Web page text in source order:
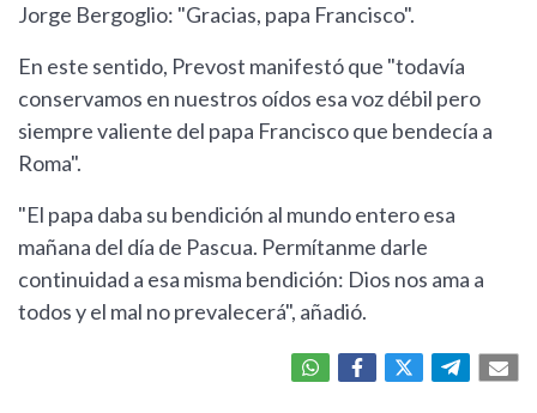
Jorge Bergoglio: "Gracias, papa Francisco".
En este sentido, Prevost manifestó que "todavía
conservamos en nuestros oídos esa voz débil pero
siempre valiente del papa Francisco que bendecía a
Roma".
"El papa daba su bendición al mundo entero esa
mañana del día de Pascua. Permítanme darle
continuidad a esa misma bendición: Dios nos ama a
todos y el mal no prevalecerá", añadió.